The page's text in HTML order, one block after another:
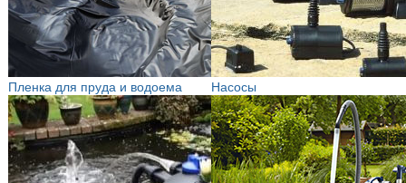
Пленка для пруда и водоема Насосы